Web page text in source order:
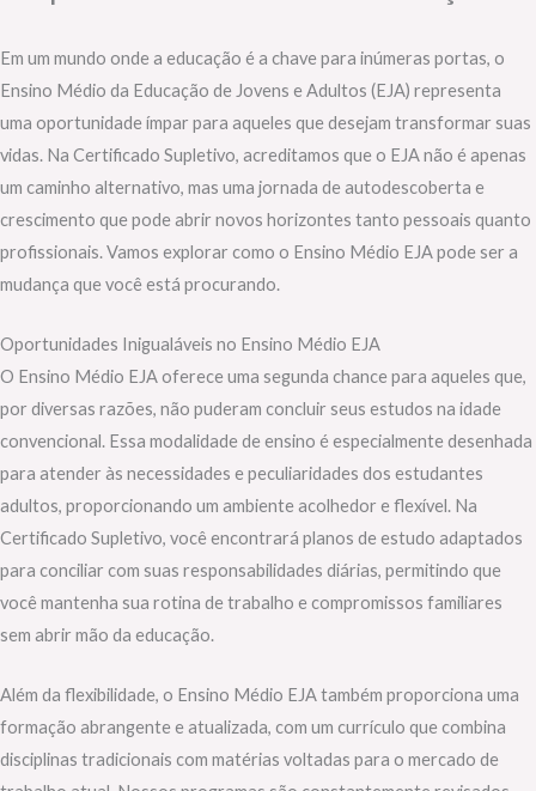
Em um mundo onde a educação é a chave para inúmeras portas, o
Ensino Médio da Educação de Jovens e Adultos (EJA) representa
uma oportunidade ímpar para aqueles que desejam transformar suas
vidas. Na Certificado Supletivo, acreditamos que o EJA não é apenas
um caminho alternativo, mas uma jornada de autodescoberta e
crescimento que pode abrir novos horizontes tanto pessoais quanto
profissionais. Vamos explorar como o Ensino Médio EJA pode ser a
mudança que você está procurando.
Oportunidades Inigualáveis no Ensino Médio EJA
O Ensino Médio EJA oferece uma segunda chance para aqueles que,
por diversas razões, não puderam concluir seus estudos na idade
convencional. Essa modalidade de ensino é especialmente desenhada
para atender às necessidades e peculiaridades dos estudantes
adultos, proporcionando um ambiente acolhedor e flexível. Na
Certificado Supletivo, você encontrará planos de estudo adaptados
para conciliar com suas responsabilidades diárias, permitindo que
você mantenha sua rotina de trabalho e compromissos familiares
sem abrir mão da educação.
Além da flexibilidade, o Ensino Médio EJA também proporciona uma
formação abrangente e atualizada, com um currículo que combina
disciplinas tradicionais com matérias voltadas para o mercado de